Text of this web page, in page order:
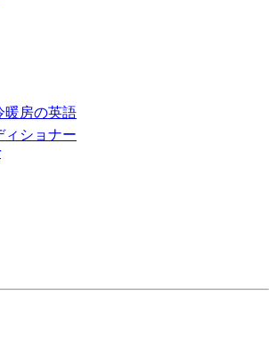
暖房の英語
ィショナー